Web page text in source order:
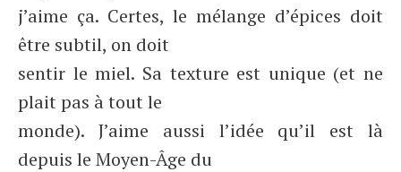
j’aime ça. Certes, le mélange d’épices doit
être subtil, on doit
sentir le miel. Sa texture est unique (et ne
plait pas à tout le
monde). J’aime aussi l’idée qu’il est là
depuis le Moyen-Âge du